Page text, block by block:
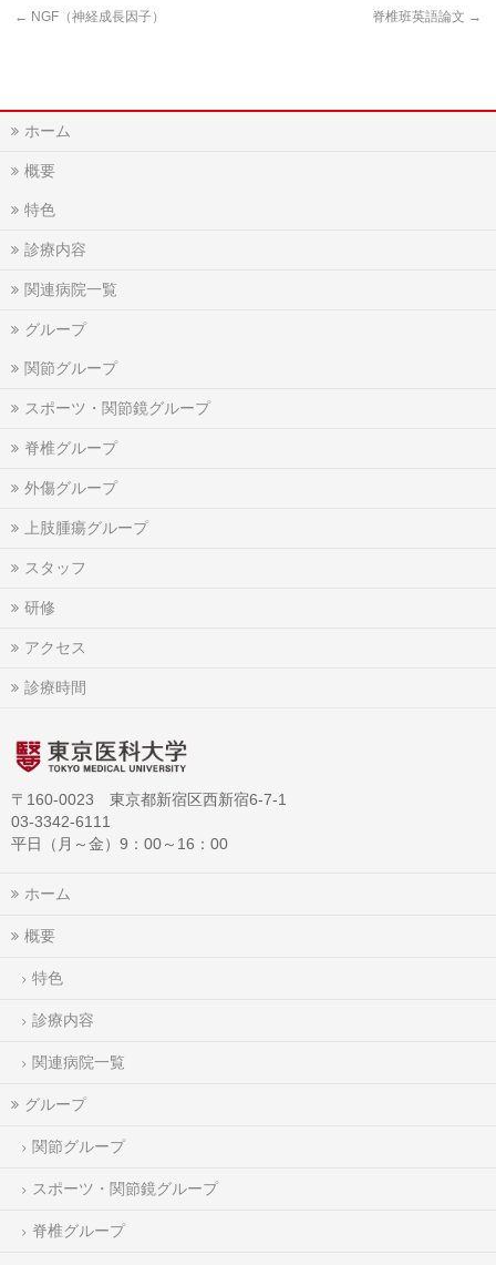
← NGF（神経成長因子） 脊椎班英語論文 →
ホーム
概要
特色
診療内容
関連病院一覧
グループ
関節グループ
スポーツ・関節鏡グループ
脊椎グループ
外傷グループ
上肢腫瘍グループ
スタッフ
研修
アクセス
診療時間
〒160-0023 東京都新宿区西新宿6-7-1
03-3342-6111
平日（月～金）9：00～16：00
ホーム
概要
特色
診療内容
関連病院一覧
グループ
関節グループ
スポーツ・関節鏡グループ
脊椎グループ